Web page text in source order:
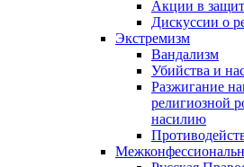
Акции в
Дискуссии о
Экстремизм
Вандализм
Убийства и
Разжигание
религиозной
насилию